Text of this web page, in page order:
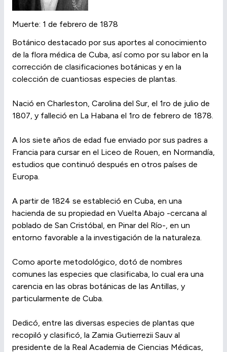
Muerte: 1 de febrero de 1878
Botánico destacado por sus aportes al conocimiento
de la flora médica de Cuba, así como por su labor en la
corrección de clasificaciones botánicas y en la
colección de cuantiosas especies de plantas.
Nació en Charleston, Carolina del Sur, el 1ro de julio de
1807, y falleció en La Habana el 1ro de febrero de 1878.
A los siete años de edad fue enviado por sus padres a
Francia para cursar en el Liceo de Rouen, en Normandía,
estudios que continuó después en otros países de
Europa.
A partir de 1824 se estableció en Cuba, en una
hacienda de su propiedad en Vuelta Abajo -cercana al
poblado de San Cristóbal, en Pinar del Río-, en un
entorno favorable a la investigación de la naturaleza.
Como aporte metodológico, dotó de nombres
comunes las especies que clasificaba, lo cual era una
carencia en las obras botánicas de las Antillas, y
particularmente de Cuba.
Dedicó, entre las diversas especies de plantas que
recopiló y clasificó, la Zamia Gutierrezii Sauv al
presidente de la Real Academia de Ciencias Médicas,